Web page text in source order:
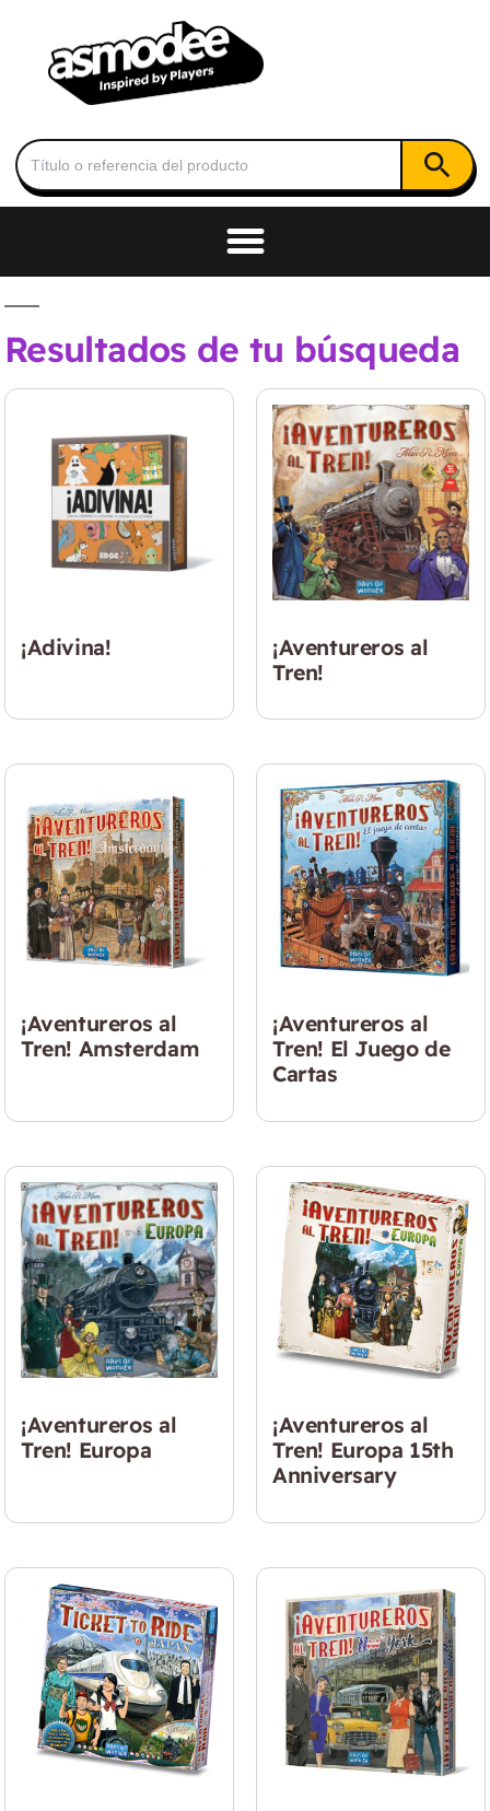
Buscar: Botón de
Resultados de tu búsqueda
¡Adivina!
¡Aventureros al
Tren!
¡Aventureros al
Tren! Amsterdam
¡Aventureros al
Tren! El Juego de
Cartas
¡Aventureros al
Tren! Europa
¡Aventureros al
Tren! Europa 15th
Anniversary